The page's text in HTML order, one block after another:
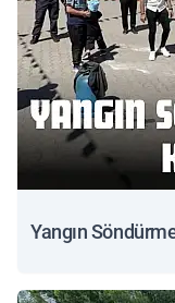
Yangın